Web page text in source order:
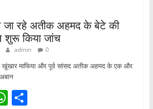
जा रहे अतीक अहमद के बेटे की
शुरू किया जांच
admin 0
खूंखार माफिया और पूर्व सांसद अतीक अहमद के एक और
W S